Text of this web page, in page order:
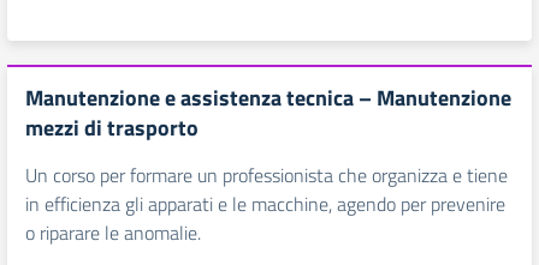
Manutenzione e assistenza tecnica – Manutenzione
mezzi di trasporto
Un corso per formare un professionista che organizza e tiene
in efficienza gli apparati e le macchine, agendo per prevenire
o riparare le anomalie.